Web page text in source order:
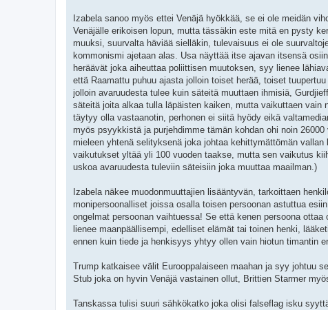
Izabela sanoo myös ettei Venäjä hyökkää, se ei ole meidän
Venäjälle erikoisen lopun, mutta tässäkin este mitä en pysty
muuksi, suurvalta häviää sielläkin, tulevaisuus ei ole
kommonismi ajetaan alas. Usa näyttää itse ajavan itsensä
heräävät joka aiheuttaa poliittisen muutoksen, syy lienee
että Raamattu puhuu ajasta jolloin toiset herää, toiset
jolloin avaruudesta tulee kuin säteitä muuttaen ihmisiä,
säteitä joita alkaa tulla läpäisten kaiken, mutta vaikuttaen
täytyy olla vastaanotin, perhonen ei siitä hyödy eikä
myös psyykkistä ja purjehdimme tämän kohdan ohi noin
mieleen yhtenä selityksenä joka johtaa kehittymättömän
vaikutukset yltää yli 100 vuoden taakse, mutta sen vaikutus
uskoa avaruudesta tuleviin säteisiin joka muuttaa maailman.)
Izabela näkee muodonmuuttajien lisääntyvän, tarkoittaen
monipersoonalliset joissa osalla toisen persoonan astuttua
ongelmat persoonan vaihtuessa! Se että kenen persoona
lienee maanpäällisempi, edelliset elämät tai toinen henki,
ennen kuin tiede ja henkisyys yhtyy ollen vain hiotun timantin
Trump katkaisee välit Eurooppalaiseen maahan ja syy johtuu
Stub joka on hyvin Venäjä vastainen ollut, Brittien Starmer
Tanskassa tulisi suuri sähkökatko joka olisi falseflag isku